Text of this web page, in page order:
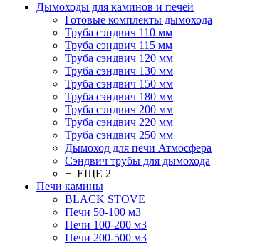
Дымоходы для каминов и печей
Готовые комплекты дымохода
Труба сэндвич 110 мм
Труба сэндвич 115 мм
Труба сэндвич 120 мм
Труба сэндвич 130 мм
Труба сэндвич 150 мм
Труба сэндвич 180 мм
Труба сэндвич 200 мм
Труба сэндвич 220 мм
Труба сэндвич 250 мм
Дымоход для печи Атмосфера
Сэндвич трубы для дымохода
+ ЕЩЕ 2
Печи камины
BLACK STOVE
Печи 50-100 м3
Печи 100-200 м3
Печи 200-500 м3